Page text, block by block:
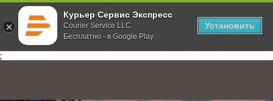
Курьер Сервис Экспресс
Courier Service LLC
Бесплатно - в Google Play
Установить
;
Главная О компании Новости Изменение тарифов на услуги c